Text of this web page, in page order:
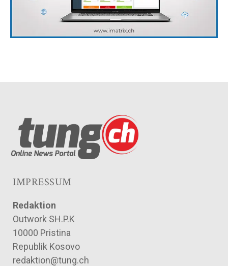
IMPRESSUM
Redaktion
Outwork SH.P.K
10000 Pristina
Republik Kosovo
redaktion@tung.ch